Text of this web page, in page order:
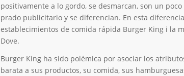
positivamente a lo gordo, se desmarcan, son un
prado publicitario y se diferencian. En esta
establecimientos de comida rápida Burger King i la
Dove.
Burger King ha sido polémica por asociar los
barata a sus productos, su comida, sus